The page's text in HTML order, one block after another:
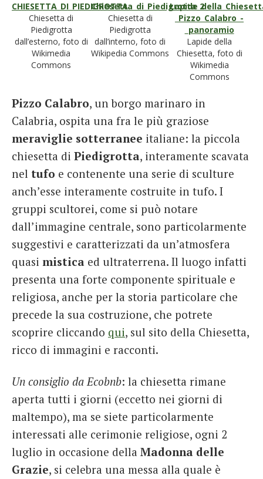
CHIESETTA_DI_PIEDIGROTTA
Chiesetta di
Piedigrotta
dall’esterno, foto di
Wikimedia
Commons
Chiesetta_di_Piedigrotta_2
Chiesetta di
Piedigrotta
dall’interno, foto di
Wikipedia Commons
_Pizzo_Calabro_-
_panoramio
Lapide della
Chiesetta, foto di
Wikimedia
Commons
Pizzo Calabro, un borgo marinaro in
Calabria, ospita una fra le più graziose
meraviglie sotterranee italiane: la piccola
chiesetta di Piedigrotta, interamente scavata
nel tufo e contenente una serie di sculture
anch’esse interamente costruite in tufo. I
gruppi scultorei, come si può notare
dall’immagine centrale, sono particolarmente
suggestivi e caratterizzati da un’atmosfera
quasi mistica ed ultraterrena. Il luogo infatti
presenta una forte componente spirituale e
religiosa, anche per la storia particolare che
precede la sua costruzione, che potrete
scoprire cliccando qui, sul sito della Chiesetta,
ricco di immagini e racconti.
Un consiglio da Ecobnb: la chiesetta rimane
aperta tutti i giorni (eccetto nei giorni di
maltempo), ma se siete particolarmente
interessati alle cerimonie religiose, ogni 2
luglio in occasione della Madonna delle
Grazie, si celebra una messa alla quale è